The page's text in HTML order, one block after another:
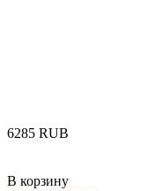
‍6285‍ RUB
В корзину